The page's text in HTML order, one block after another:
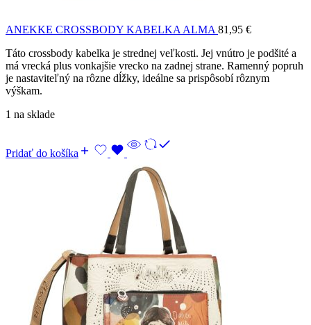
ANEKKE CROSSBODY KABELKA ALMA 81,95 €
Táto crossbody kabelka je strednej veľkosti. Jej vnútro je podšité a
má vrecká plus vonkajšie vrecko na zadnej strane. Ramenný popruh
je nastaviteľný na rôzne dĺžky, ideálne sa prispôsobí rôznym
výškam.
1 na sklade
Pridať do košíka